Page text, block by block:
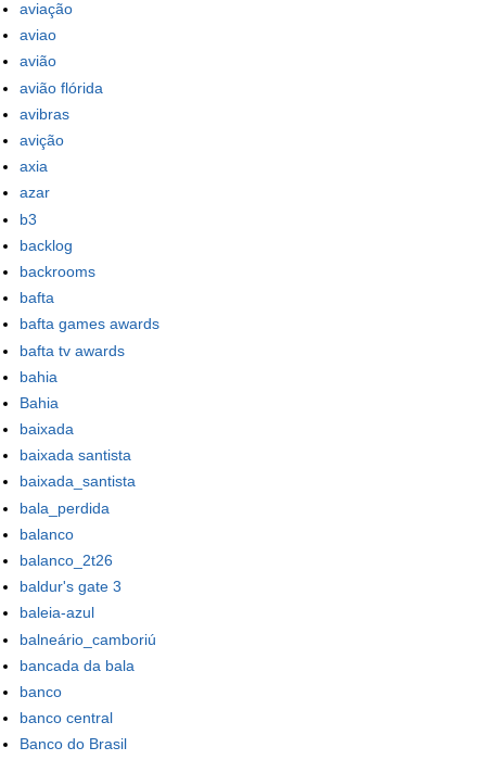
aviação
aviao
avião
avião flórida
avibras
avição
axia
azar
b3
backlog
backrooms
bafta
bafta games awards
bafta tv awards
bahia
Bahia
baixada
baixada santista
baixada_santista
bala_perdida
balanco
balanco_2t26
baldur's gate 3
baleia-azul
balneário_camboriú
bancada da bala
banco
banco central
Banco do Brasil